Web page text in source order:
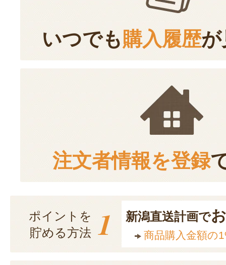
いつでも購入履歴が
注文者情報を登録
ポイントを
貯める方法 1 新潟直送計画で
商品購入金額の